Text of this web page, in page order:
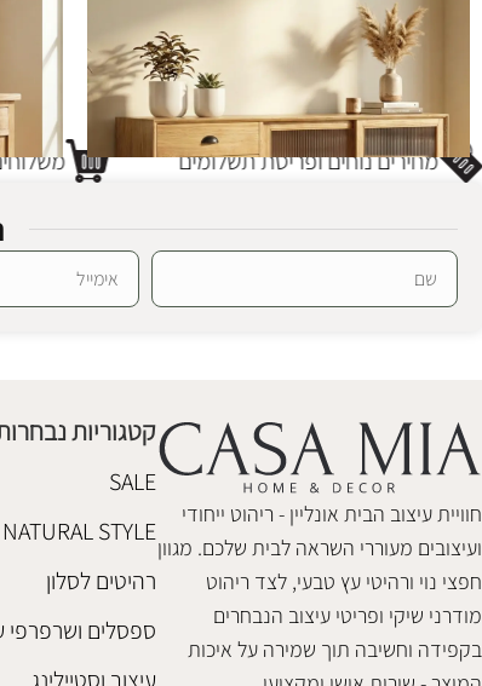
₪ 6,950
הוספה לסל
4,480
מחירים נוחים ופריסת תשלומים
חוויית עיצוב הבית אונליין - ריהוט ייחודי
ועיצובים מעוררי השראה לבית שלכם. מגוון
חפצי נוי ורהיטי עץ טבעי, לצד ריהוט
מודרני שיקי ופריטי עיצוב הנבחרים
בקפידה וחשיבה תוך שמירה על איכות
קטגוריות
SALE
NATURAL STYLE
רהיטים לסלון
ספסלים ושרפרפי